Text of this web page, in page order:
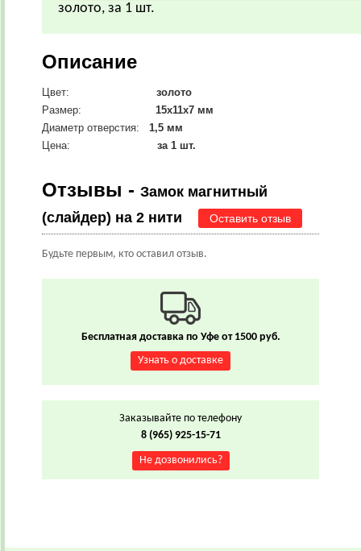
золото, за 1 шт.
Описание
Цвет:
золото
Размер:
15х11х7 мм
Диаметр отверстия: 1,5 мм
Цена:
за 1 шт.
Отзывы - Замок магнитный
(слайдер) на 2 нити
Оставить отзыв
Будьте первым, кто оставил отзыв.
Бесплатная доставка по Уфе от 1500 руб.
Узнать о доставке
Заказывайте по телефону
8 (965) 925-15-71
Не дозвонились?